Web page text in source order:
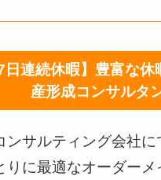
日連続休暇】豊富な
産形成コンサルタ
ンサルティング会社に
りに最適なオーダーメ